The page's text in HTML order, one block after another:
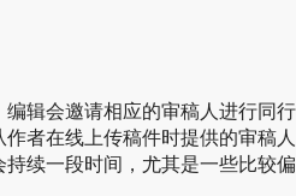
辑会邀请相应的审稿人进行同
者在线上传稿件时提供的审稿
续一段时间，尤其是一些比较